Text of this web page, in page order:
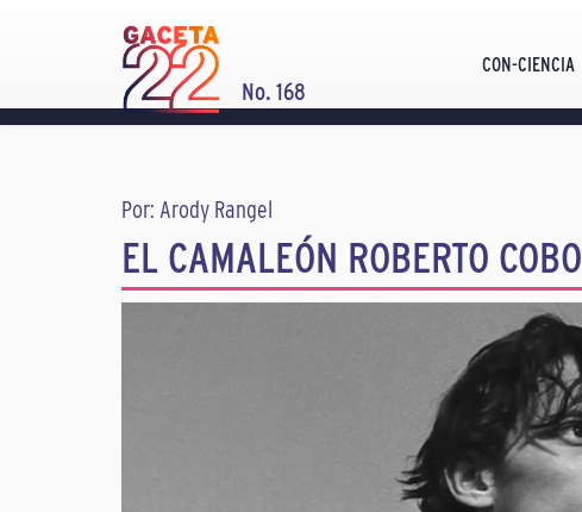
No. 168
CON-CIENCIA
Por: Arody Rangel
EL CAMALEÓN ROBERTO COBO